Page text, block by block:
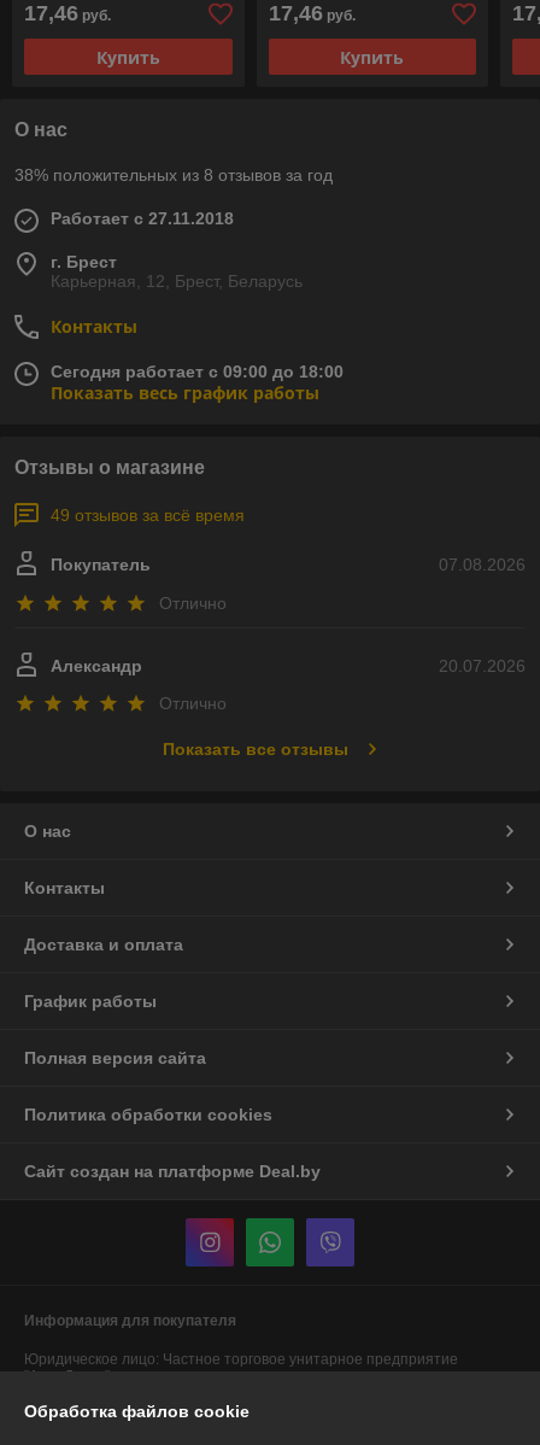
STARFIX
17,46 руб.
Купить
STARFIX
17,46руб.
Купить
О нас
38% положительных из 8 отзывов за год
Работает с 27.11.2018
г. Брест
Карьерная, 12, Брест, Беларусь
Контакты
Сегодня работает с 09:00 до 18:00
Показать весь график работы
Отзывы о магазине
49 отзывов за всё время
07.08.2026
Покупатель
Отлично
20.07.2026
Александр
Отлично
Показать все отзывы
О нас
Контакты
Доставка и оплата
График работы
Полная версия сайта
Политика обработки cookies
Сайт создан на платформе Deal.by
Информация для покупателя
Юридическое лицо: Частное торговое унитарное предприятие
"АннаДекор"
Обработка файлов cookie